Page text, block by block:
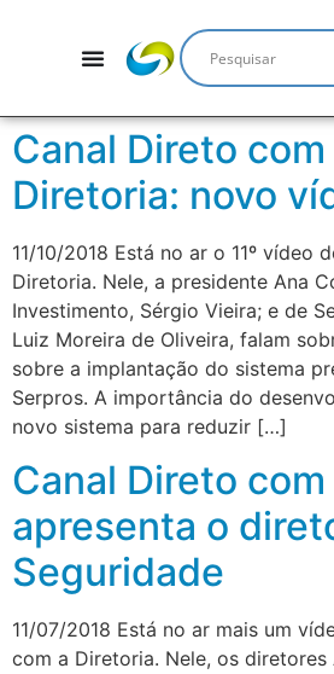
Canal Direto com
Diretoria: novo
11/10/2018 Está no ar o 11º vídeo
Diretoria. Nele, a presidente Ana
Investimento, Sérgio Vieira; e de
Luiz Moreira de Oliveira, falam
sobre a implantação do sistema
Serpros. A importância do
novo sistema para reduzir […]
Canal Direto
apresenta o
Seguridade
11/07/2018 Está no ar mais um
com a Diretoria. Nele, os diretores